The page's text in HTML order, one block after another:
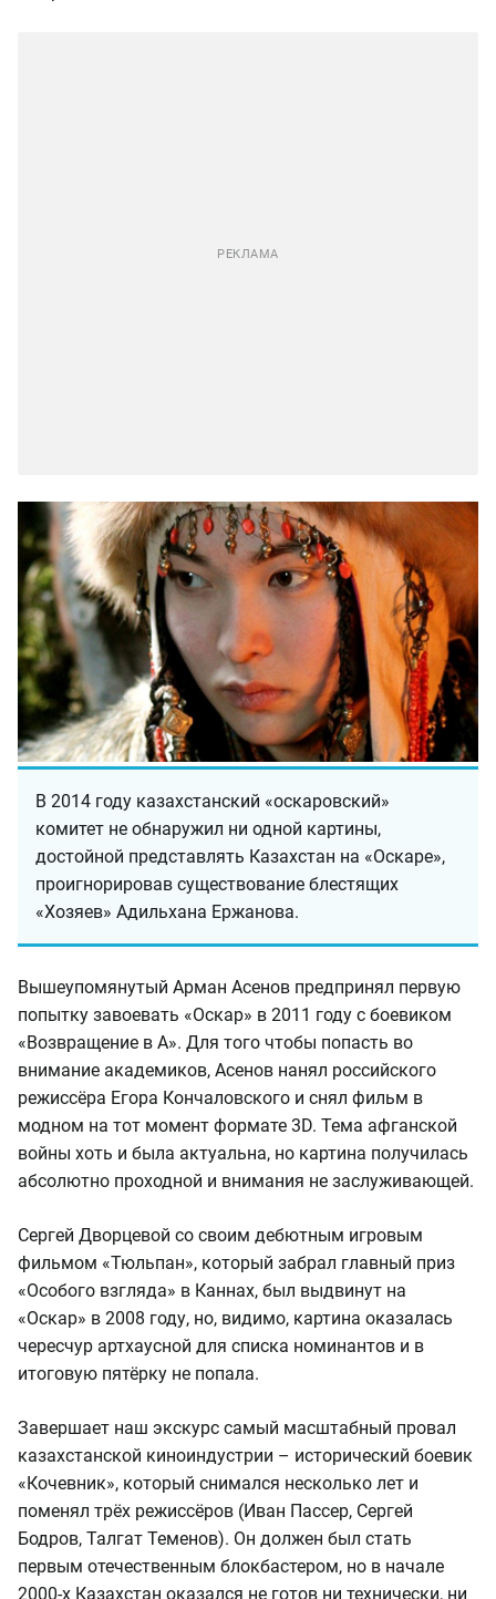
В 2014 году казахстанский «оскаровский»
комитет не обнаружил ни одной картины,
достойной представлять Казахстан на «Оскаре»,
проигнорировав существование блестящих
«Хозяев» Адильхана Ержанова.
Вышеупомянутый Арман Асенов предпринял первую
попытку завоевать «Оскар» в 2011 году с боевиком
«Возвращение в А». Для того чтобы попасть во
внимание академиков, Асенов нанял российского
режиссёра Егора Кончаловского и снял фильм в
модном на тот момент формате 3D. Тема афганской
войны хоть и была актуальна, но картина получилась
абсолютно проходной и внимания не заслуживающей.
Сергей Дворцевой со своим дебютным игровым
фильмом «Тюльпан», который забрал главный приз
«Особого взгляда» в Каннах, был выдвинут на
«Оскар» в 2008 году, но, видимо, картина оказалась
чересчур артхаусной для списка номинантов и в
итоговую пятёрку не попала.
Завершает наш экскурс самый масштабный провал
казахстанской киноиндустрии – исторический боевик
«Кочевник», который снимался несколько лет и
поменял трёх режиссёров (Иван Пассер, Сергей
Бодров, Талгат Теменов). Он должен был стать
первым отечественным блокбастером, но в начале
2000-х Казахстан оказался не готов ни технически, ни